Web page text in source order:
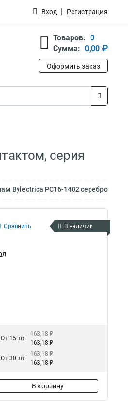
Вход Регистрация
Товаров: 0
Сумма: 0,00 ₽
Оформить заказ
серия
Bylectrica РС16-1402 серебро
Сравнить В наличии
От 15 шт:
163,18 ₽
163,18 ₽
От 30 шт:
163,18 ₽
163,18 ₽
В корзину